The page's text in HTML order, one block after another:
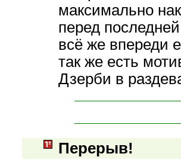
максимально
перед
всё же впереди
так же есть
Дзерби в
Перерыв!